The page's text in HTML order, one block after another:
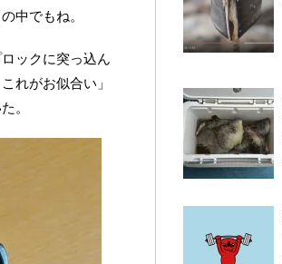
中でもね。
ックに突っ込ん
れがお似合い」
。